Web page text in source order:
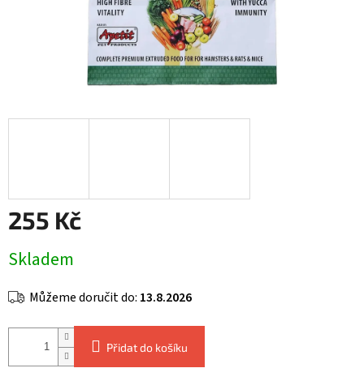
255 Kč
cena:
Skladem
Můžeme doručit do: 13.8.2026
Přidat do košíku